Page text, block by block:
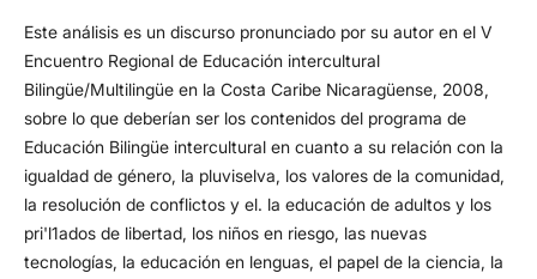
Este análisis es un discurso pronunciado por su autor en el V
Encuentro Regional de Educación intercultural
Bilingüe/Multilingüe en la Costa Caribe Nicaragüense, 2008,
sobre lo que deberían ser los contenidos del programa de
Educación Bilingüe intercultural en cuanto a su relación con la
igualdad de género, la pluviselva, los valores de la comunidad,
la resolución de conflictos y el. la educación de adultos y los
pri'l1ados de libertad, los niños en riesgo, las nuevas
tecnologías, la educación en lenguas, el papel de la ciencia, la